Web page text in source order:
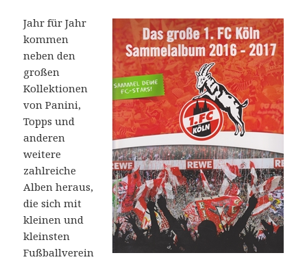
Jahr für Jahr
kommen
neben den
großen
Kollektionen
von Panini,
Topps und
anderen
weitere
zahlreiche
Alben heraus,
die sich mit
kleinen und
kleinsten
Fußballverein